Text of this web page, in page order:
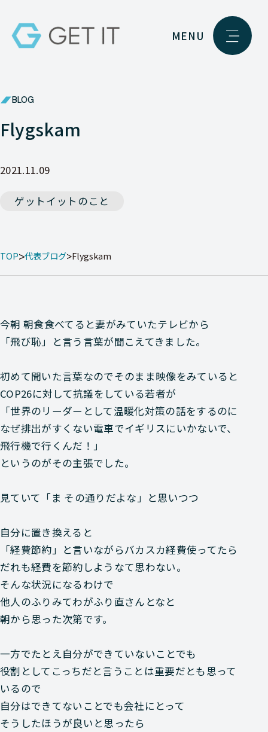
MENU
BLOG
Flygskam
2021.11.09
ゲットイットのこと
TOP 代表ブログ Flygskam
今朝 朝食食べてると妻がみていたテレビから
「飛び恥」と言う言葉が聞こえてきました。
初めて聞いた言葉なのでそのまま映像をみていると
COP26に対して抗議をしている若者が
「世界のリーダーとして温暖化対策の話をするのに
なぜ排出がすくない電車でイギリスにいかないで、
飛行機で行くんだ！」
というのがその主張でした。
見ていて「ま その通りだよな」と思いつつ
自分に置き換えると
「経費節約」と言いながらバカスカ経費使ってたら
だれも経費を節約しようなて思わない。
そんな状況になるわけで
他人のふりみてわがふり直さんとなと
朝から思った次第です。
一方でたとえ自分ができていないことでも
役割としてこっちだと言うことは重要だとも思って
いるので
自分はできてないことでも会社にとって
そうしたほうが良いと思ったら